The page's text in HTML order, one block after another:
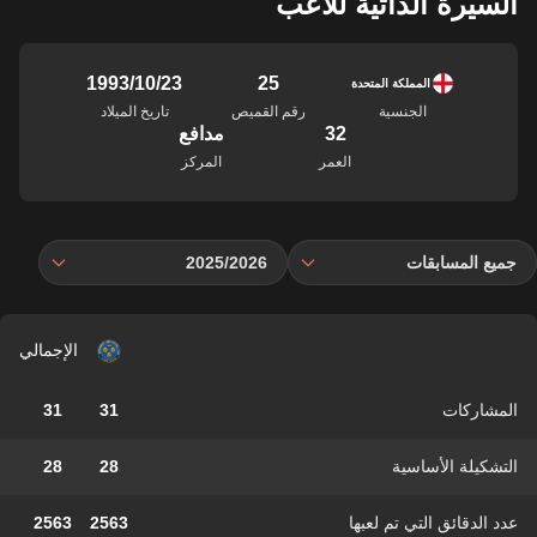
المملكة المتحدة
الجنسية
25
رقم القميص
23‏/10‏/1993
تاريخ الميلاد
32
العمر
مدافع
المركز
جميع المسابقات 2025/2026
الإجمالي
المشاركات 31
31
التشكيلة الأساسية 28
28
عدد الدقائق التي تم لعبها 2563
2563